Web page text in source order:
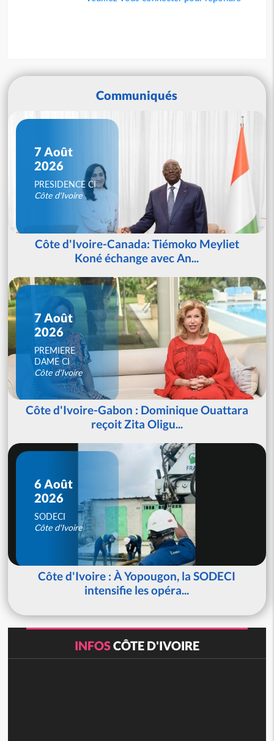
Communiqués
7 Août
2026
PRESIDENCE CI
Côte d'Ivoire
Côte d'Ivoire-Canada: Tiémoko Meyliet
Koné échange avec An...
7 Août
2026
PREMIERE
DAME CI
Côte d'Ivoire
Côte d'Ivoire-Gabon : Dominique Ouattara
reçoit Zita Oligu...
6 Août
2026
SODECI
Côte d'Ivoire
Côte d'Ivoire : À Yopougon, la SODECI
intensifie les opéra...
INFOSCÔTE D'IVOIRE